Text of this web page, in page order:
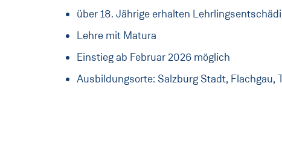
über 18. Jährige erhalten
Lehre mit Matura
Einstieg ab Februar 2026 möglich
Ausbildungsorte: Salzburg Stadt, Flachgau,